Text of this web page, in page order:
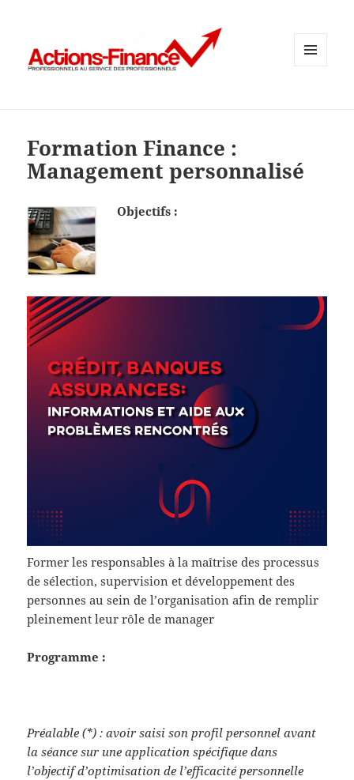
Formation Finance :
Management personnalisé
Objectifs :
Former les responsables à la maîtrise des processus
de sélection, supervision et développement des
personnes au sein de l’organisation afin de remplir
pleinement leur rôle de manager
Programme :
Préalable (*) : avoir saisi son profil personnel avant
la séance sur une application spécifique dans
l’objectif d’optimisation de l’efficacité personnelle